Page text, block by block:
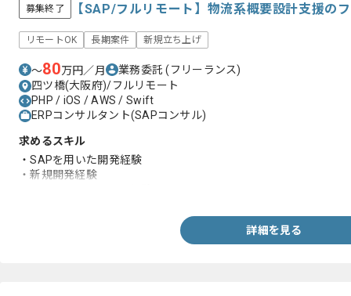
募集終了 【SAP/フルリモート】物流系概要設計支援の
リモートOK 長期案件 新規立ち上げ
〜80万円／月 業務委託(フリーランス)
四ツ橋(大阪府)/フルリモート
PHP / iOS / AWS / Swift
ERPコンサルタント(SAPコンサル)
求めるスキル
・SAPを用いた開発経験
・新規開発経験
詳細を見る